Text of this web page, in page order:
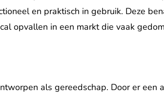
en praktisch in gebruik. Deze
opvallen in een markt die vaak
als gereedschap. Door er een